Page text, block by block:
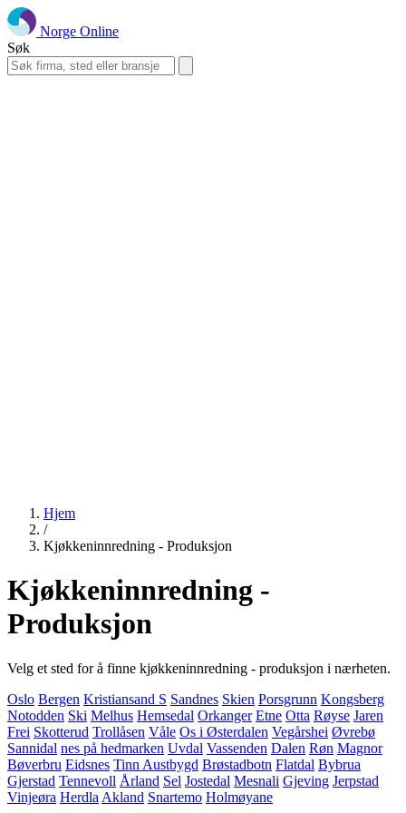
Norge Online
Søk
Hjem
/
Kjøkkeninnredning - Produksjon
Kjøkkeninnredning -
Produksjon
Velg et sted for å finne kjøkkeninnredning - produksjon i nærheten.
Oslo Bergen Kristiansand S Sandnes Skien Porsgrunn Kongsberg
Notodden Ski Melhus Hemsedal Orkanger Etne Otta Røyse Jaren
Frei Skotterud Trollåsen Våle Os i Østerdalen Vegårshei Øvrebø
Sannidal nes på hedmarken Uvdal Vassenden Dalen Røn Magnor
Bøverbru Eidsnes Tinn Austbygd Brøstadbotn Flatdal Bybrua
Gjerstad Tennevoll Årland Sel Jostedal Mesnali Gjeving Jerpstad
Vinjeøra Herdla Akland Snartemo Holmøyane